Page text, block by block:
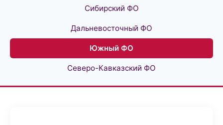
Сибирский ФО
Дальневосточный ФО
Южный ФО
Северо-Кавказский ФО